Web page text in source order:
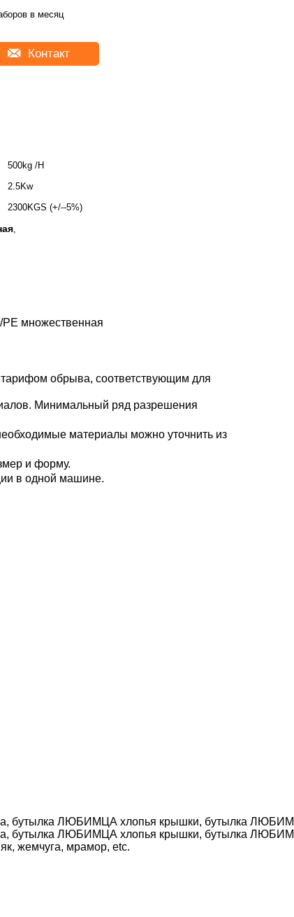
в месяц
Контакт
500kg /H
2.5Kw
2300KGS (+/--5%)
,
множественная
обрыва, соответствующим для
Минимальный ряд разрешения
материалы можно уточнить из
и форму.
в одной машине.
жемчуга, мрамор, etc.